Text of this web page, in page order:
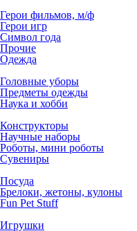
Герои фильмов, м/ф
Герои игр
Символ года
Прочие
Одежда
Головные уборы
Предметы одежды
Наука и хобби
Конструкторы
Научные наборы
Роботы, мини роботы
Сувениры
Посуда
Брелоки, жетоны, кулоны
Fun Pet Stuff
Игрушки